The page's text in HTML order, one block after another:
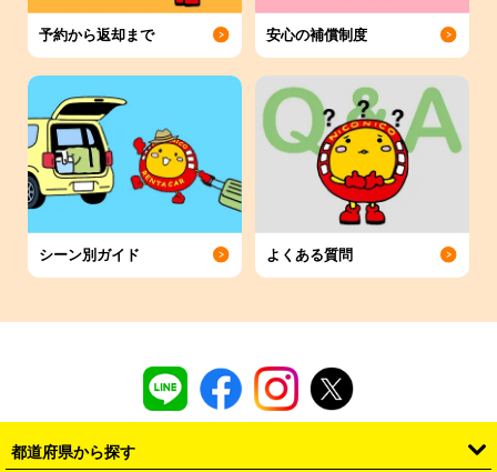
予約から返却まで 安心の補償制度
シーン別ガイド よくある質問
都道府県から探す